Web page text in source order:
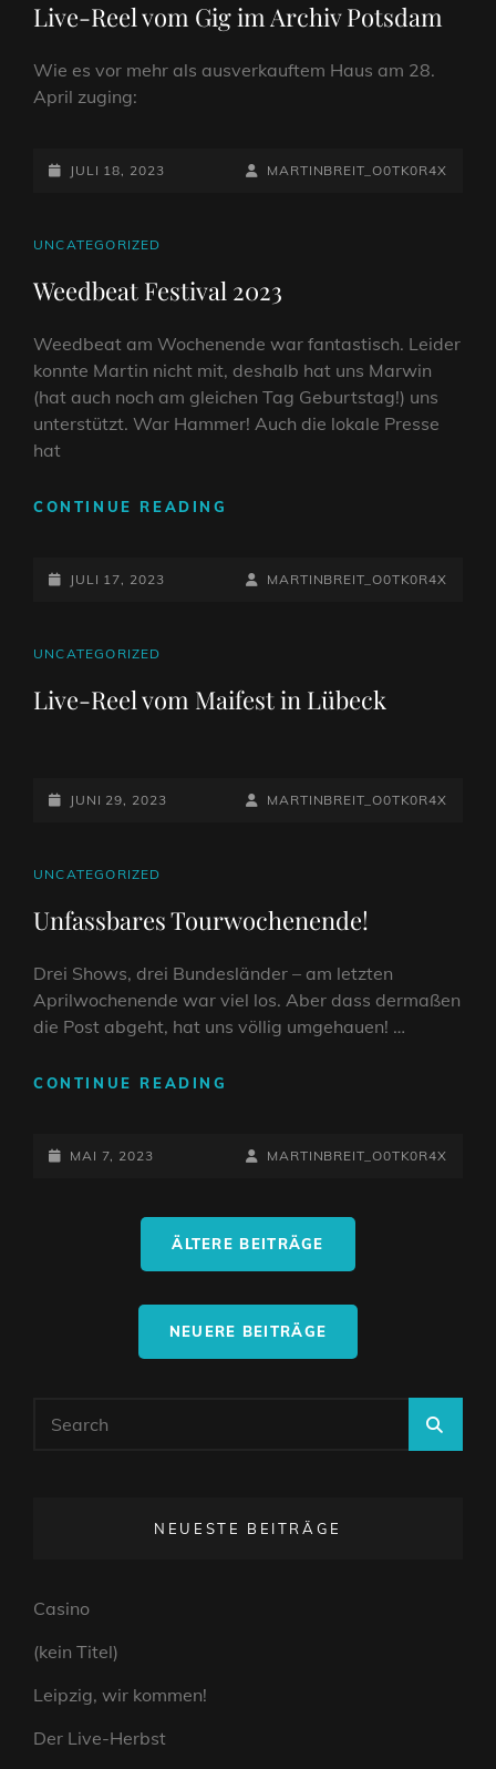
Live-Reel vom Gig im Archiv Potsdam
Wie es vor mehr als ausverkauftem Haus am 28.
April zuging:
POSTED-
JULI 18, 2023
BY
BYLINE
MARTINBREIT_O0TK0R4X
CAT
UNCATEGORIZED
Weedbeat Festival 2023
Weedbeat am Wochenende war fantastisch. Leider
konnte Martin nicht mit, deshalb hat uns Marwin
(hat auch noch am gleichen Tag Geburtstag!) uns
unterstützt. War Hammer! Auch die lokale Presse
hat
CONTINUE READING
POSTED-
JULI 17, 2023
BY
BYLINE
MARTINBREIT_O0TK0R4X
CAT
UNCATEGORIZED
Live-Reel vom Maifest in Lübeck
POSTED-
JUNI 29, 2023
BY
BYLINE
MARTINBREIT_O0TK0R4X
CAT
UNCATEGORIZED
Unfassbares Tourwochenende!
Drei Shows, drei Bundesländer – am letzten
Aprilwochenende war viel los. Aber dass dermaßen
die Post abgeht, hat uns völlig umgehauen! …
CONTINUE READING
POSTED-
MAI 7, 2023
BY
BYLINE
MARTINBREIT_O0TK0R4X
Beitragsnavigation
ÄLTERE BEITRÄGE
NEUERE BEITRÄGE
for:
NEUESTE BEITRÄGE
Casino
(kein Titel)
Leipzig, wir kommen!
Der Live-Herbst